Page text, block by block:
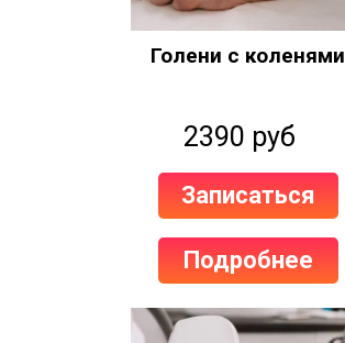
Голени с коленями
2390 руб
Записаться
Подробнее